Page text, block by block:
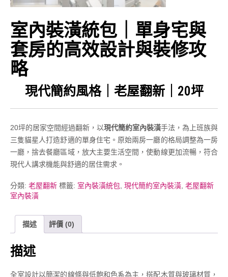
室內裝潢統包｜單身宅與
套房的高效設計與裝修攻
略
現代簡約風格｜老屋翻新｜20坪
20坪的居家空間經過翻新，以現代簡約室內裝潢手法，為上班族與
三隻貓星人打造舒適的單身住宅。原始兩房一廳的格局調整為一房
一廳，捨去餐廳區域，放大主要生活空間，使動線更加流暢，符合
現代人講求機能與舒適的居住需求。
分類: 老屋翻新 標籤: 室內裝潢統包 現代簡約室內裝潢 老屋翻新
室內裝潢
描述 評價 (0)
描述
全室設計以簡潔的線條與低飽和色系為主，搭配木質與玻璃材質，